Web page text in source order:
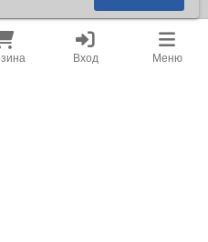
Вход Меню
запрет на цитирование,
размещенной на
включая информацию о